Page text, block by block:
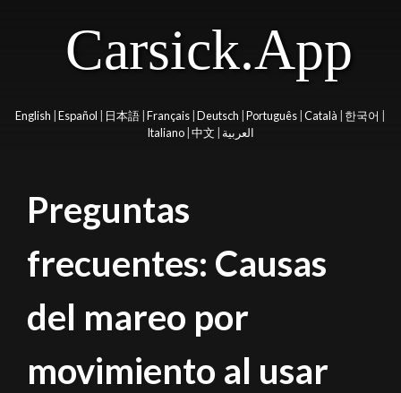
Carsick.App
English |Español 日本語 |Français |Deutsch |Português |Català 한국어
Italiano| 中文 العربية
Preguntas
frecuentes: Causas
del mareo por
movimiento al usar